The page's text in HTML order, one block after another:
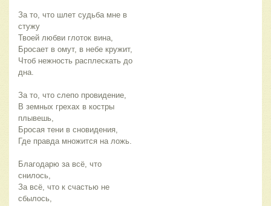
За то, что шлет судьба мне в
стужу
Твоей любви глоток вина,
Бросает в омут, в небе кружит,
Чтоб нежность расплескать до
дна.
За то, что слепо провидение,
В земных грехах в костры
плывешь,
Бросая тени в сновидения,
Где правда множится на ложь.
Благодарю за всё, что
снилось,
За всё, что к счастью не
сбылось,